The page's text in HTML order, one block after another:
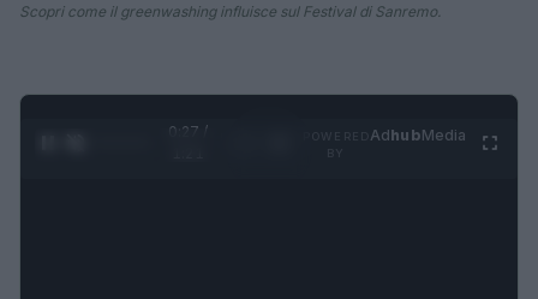
Scopri come il greenwashing influisce sul Festival di Sanremo.
0:28 /
AdhubMedia